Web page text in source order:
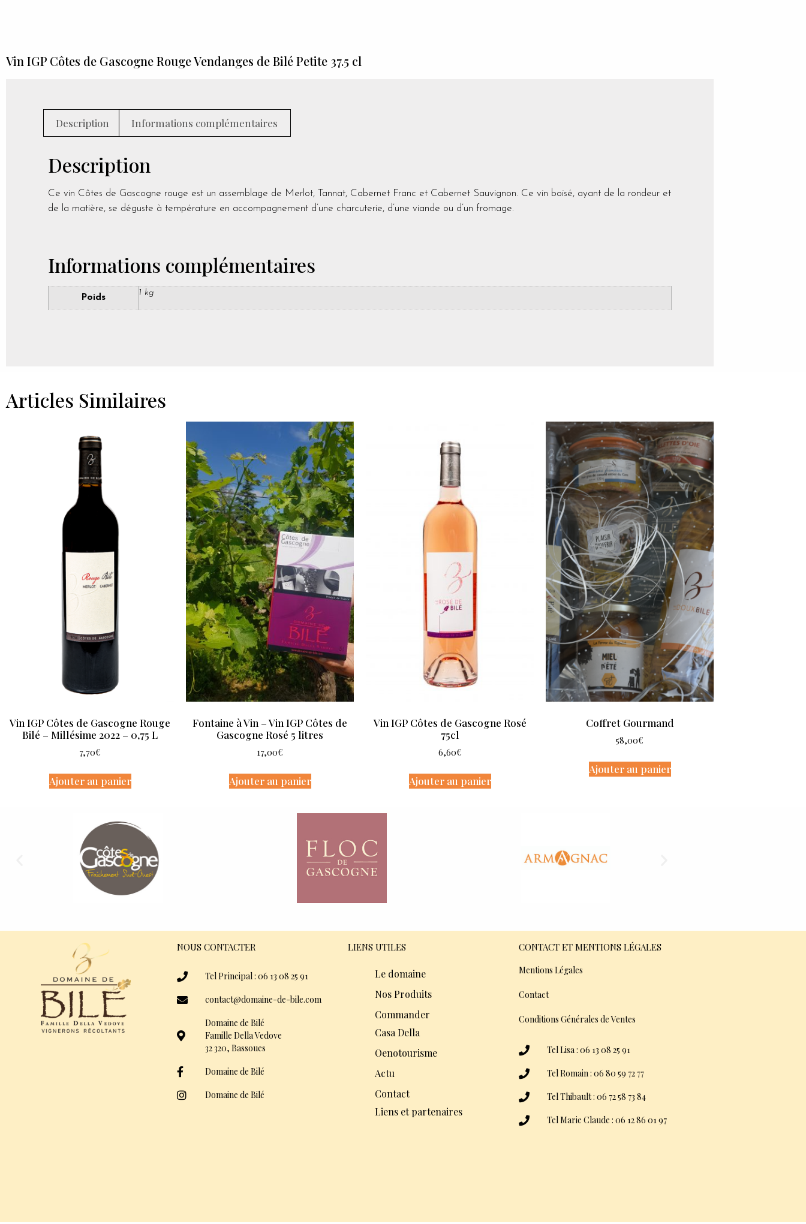
Vin IGP Côtes de Gascogne Rouge Vendanges de Bilé Petite 37.5 cl
Description Informations complémentaires
Description
Ce vin Côtes de Gascogne rouge est un assemblage de Merlot, Tannat, Cabernet Franc et Cabernet Sauvignon. Ce vin boisé, ayant de la rondeur et
de la matière, se déguste à température en accompagnement d’une charcuterie, d’une viande ou d’un fromage.
Informations complémentaires
Poids
1 kg
Articles Similaires
Vin IGP Côtes de Gascogne Rouge
Bilé – Millésime 2022 – 0,75 L
7,70€
Ajouter au panier
Fontaine à Vin – Vin IGP Côtes de
Gascogne Rosé 5 litres
17,00€
Ajouter au panier
Vin IGP Côtes de Gascogne Rosé
75cl
6,60€
Ajouter au panier
Coffret Gourmand
58,00€
Ajouter au panier
NOUS CONTACTER
Tel Principal : 06 13 08 25 91
contact@domaine-de-bile.com
Domaine de Bilé
Famille Della Vedove
32 320, Bassoues
Domaine de Bilé
Domaine de Bilé
LIENS UTILES
Le domaine
Nos Produits
Commander
Casa Della
Oenotourisme
Actu
Contact
Liens et partenaires
CONTACT ET MENTIONS LÉGALES
Mentions Légales
Contact
Conditions Générales de Ventes
Tel Lisa : 06 13 08 25 91
Tel Romain : 06 80 59 72 77
Tel Thibault : 06 72 58 73 84
Tel Marie Claude : 06 12 86 01 97